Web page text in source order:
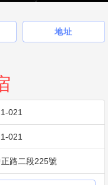
地址
021
021
路二段225號